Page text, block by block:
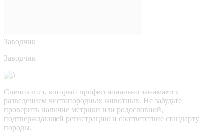
Заводчик
Заводчик
Специалист, который профессионально занимается
разведением чистопородных животных. Не забудьте
проверить наличие метрики или родословной,
подтверждающей регистрацию и соответствие стандарту
породы.